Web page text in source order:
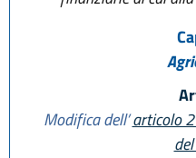
Modifica dell’articolo